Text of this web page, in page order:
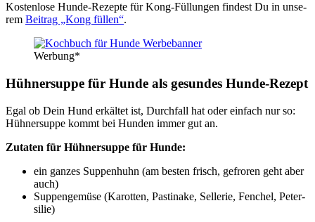
Kos­ten­lo­se Hun­de-Rezep­te für Kong-Fül­lun­gen fin­dest Du in unse­
rem Bei­trag „Kong fül­len“.
Wer­bung*
Hüh­ner­sup­pe für Hun­de als gesun­des Hun­de-Rezept
Egal ob Dein Hund erkäl­tet ist, Durch­fall hat oder ein­fach nur so:
Hüh­ner­sup­pe kommt bei Hun­den immer gut an.
Zuta­ten für Hüh­ner­sup­pe für Hun­de:
ein gan­zes Sup­pen­huhn (am bes­ten frisch, gefro­ren geht aber
auch)
Sup­pen­ge­mü­se (Karot­ten, Pas­ti­na­ke, Sel­le­rie, Fen­chel, Peter­
si­lie)